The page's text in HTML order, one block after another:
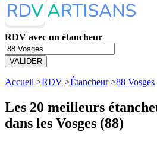
RDV avec un étancheur
VALIDER
Accueil >RDV >Étancheur>88 Vosges
Les 20 meilleurs
dans les Vosges (88)